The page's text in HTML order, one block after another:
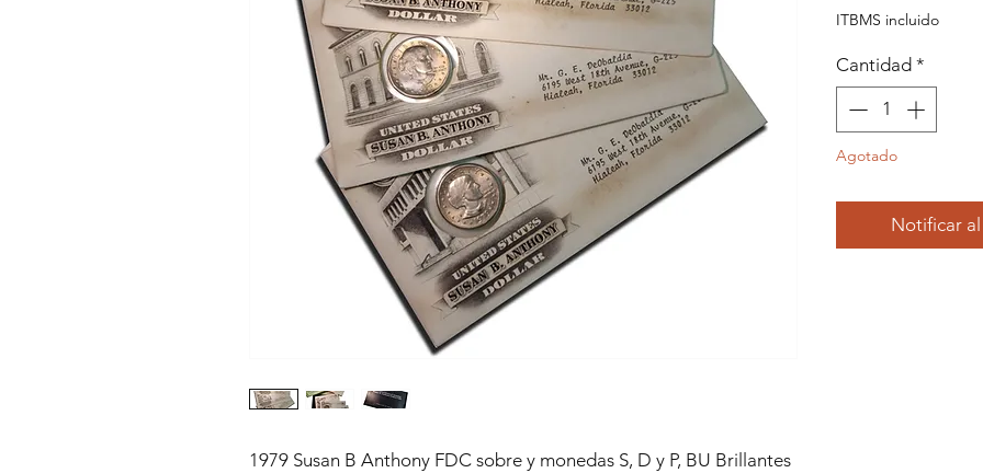
1979 Susan B Anthony FDC sobre y monedas S, D y P, BU Brillantes
ITBMS incluido
Cantidad *
Agotado
Notificar